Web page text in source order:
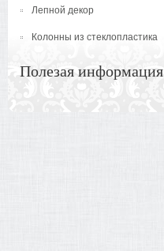
Лепной декор
Колонны из стеклопластика
Полезая информация